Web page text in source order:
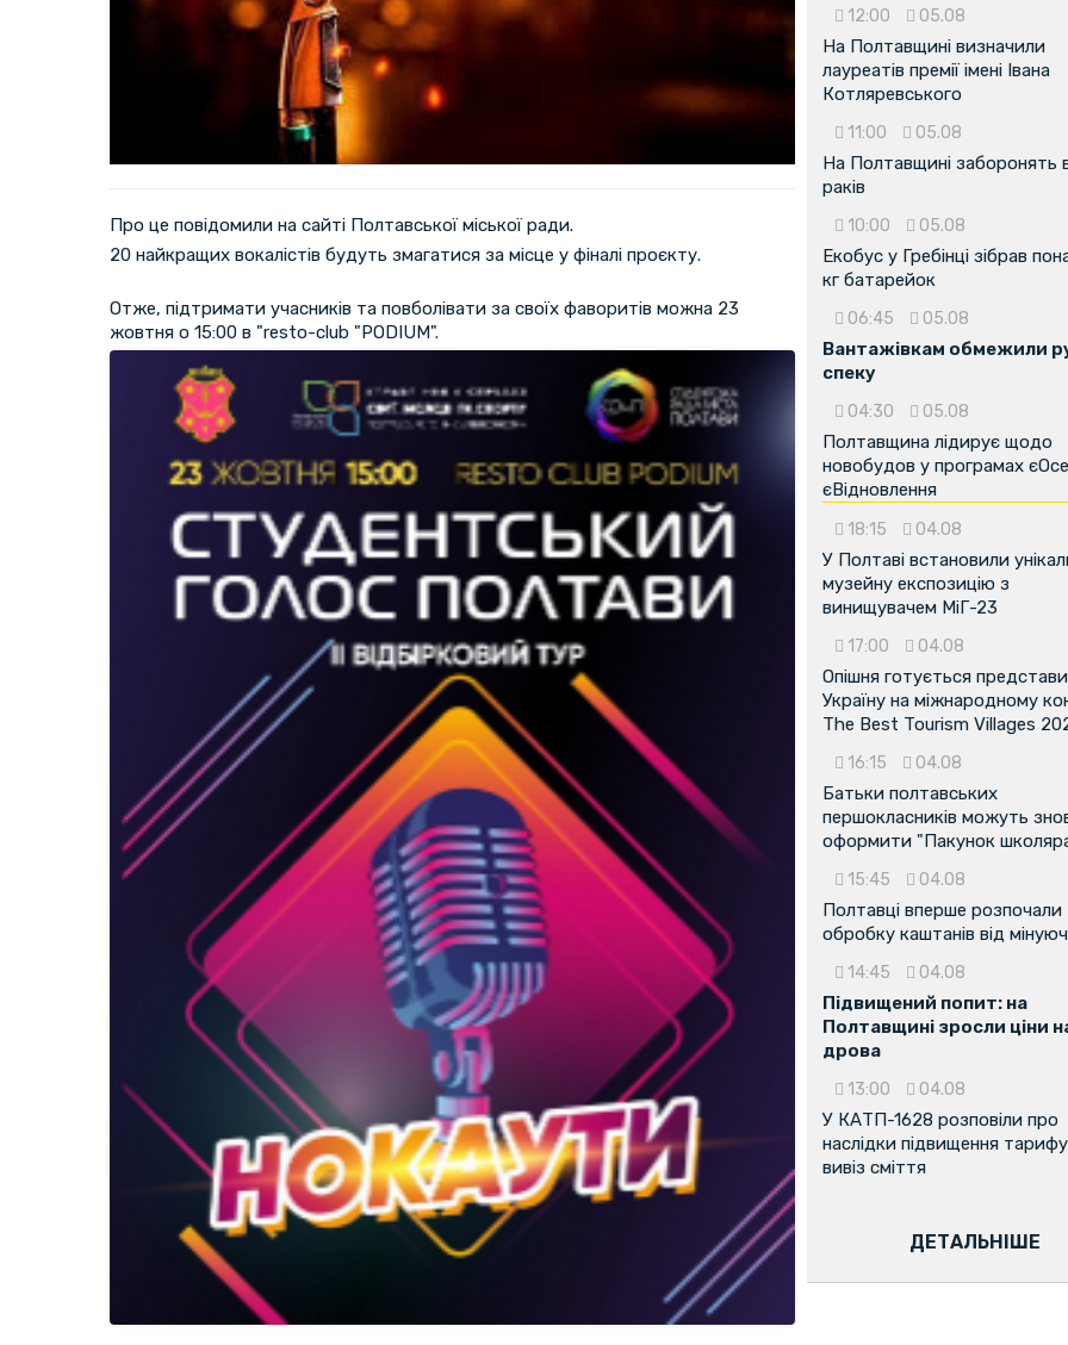
Про це повідомили на сайті Полтавської міської ради.
20 найкращих вокалістів будуть змагатися за місце у фіналі проєкту.
Отже, підтримати учасників та повболівати за своїх фаворитів можна 23
жовтня о 15:00 в "resto-club "PODIUM".
12:00 05.08
На Полтавщині визначили
лауреатів премії імені Івана
Котляревського
11:00 05.08
На Полтавщині заборонять
раків
10:00 05.08
Екобус у Гребінці зібрав
кг батарейок
06:45 05.08
Вантажівкам обмежили
спеку
04:30 05.08
Полтавщина лідирує щодо
новобудов у програмах
єВідновлення
18:15 04.08
У Полтаві встановили
музейну експозицію з
винищувачем МіГ-23
17:00 04.08
Опішня готується
Україну на міжнародному
The Best Tourism Villages
16:15 04.08
Батьки полтавських
першокласників можуть
оформити "Пакунок
15:45 04.08
Полтавці вперше розпочали
обробку каштанів від
14:45 04.08
Підвищений попит: на
Полтавщині зросли ціни
дрова
13:00 04.08
У КАТП-1628 розповіли про
наслідки підвищення
вивіз сміття
ДЕТАЛЬНІШЕ